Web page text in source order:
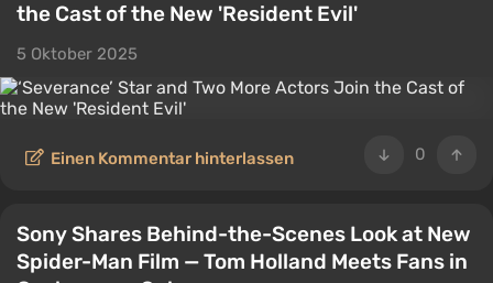
the Cast of the New 'Resident Evil'
5 Oktober 2025
0
Einen Kommentar hinterlassen
Sony Shares Behind-the-Scenes Look at New
Spider-Man Film — Tom Holland Meets Fans in